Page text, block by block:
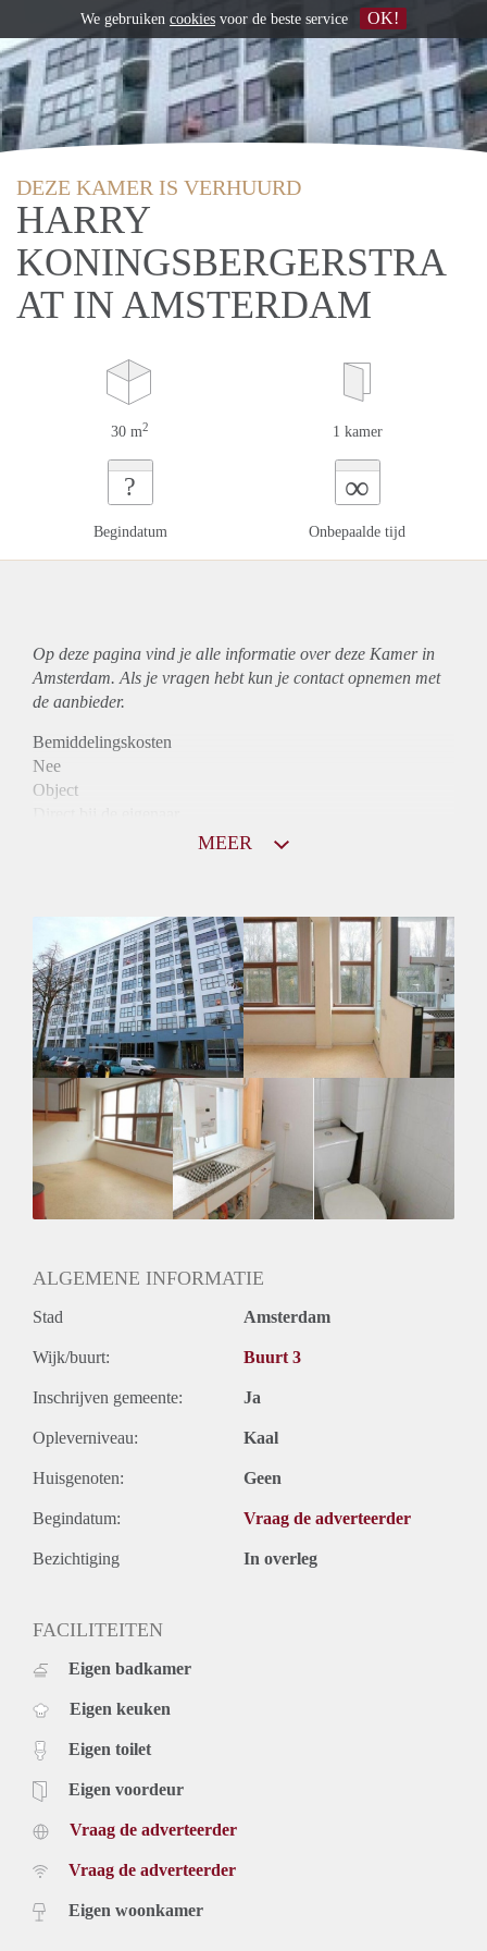
DEZE KAMER IS VERHUURD
HARRY
KONINGSBERGERSTRA
AT IN AMSTERDAM
30 m2 1 kamer
?
Begindatum
∞
Onbepaalde tijd
Op deze pagina vind je alle informatie over deze Kamer in
Amsterdam. Als je vragen hebt kun je contact opnemen met
de aanbieder.
Bemiddelingskosten
Nee
Object
Huurtoeslag
Mogelijk
Inkomen eis
N.V.T.
Huurtermijn
Onbepaalde termijn
Oplevering
MEER
ALGEMENE INFORMATIE
Stad Amsterdam
Wijk/buurt: Buurt 3
Inschrijven gemeente: Ja
Opleverniveau: Kaal
Huisgenoten: Geen
Begindatum: Vraag de adverteerder
Bezichtiging In overleg
FACILITEITEN
Eigen badkamer
Eigen keuken
Eigen toilet
Eigen voordeur
Vraag de adverteerder
Vraag de adverteerder
Eigen woonkamer
We gebruiken cookies voor de beste service OK!